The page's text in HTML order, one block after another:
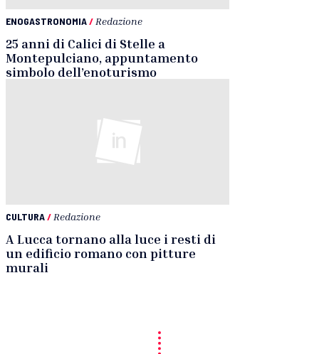
ENOGASTRONOMIA/ Redazione
25 anni di Calici di Stelle a
Montepulciano, appuntamento
simbolo dell’enoturismo
CULTURA/ Redazione
A Lucca tornano alla luce i resti di
un edificio romano con pitture
murali